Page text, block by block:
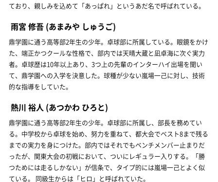
ており、親しみを込めて「あっぱれ」というあだ名で呼ばれている。
雨宮 修吾 (あまみや しゅうご)
鼎学園に通う高等部2年生の少年。卓球部に所属している。眼鏡をかけ
た、端正かつクールな性格で、部内では天晴大蔵と凪卓海に次ぐ実力
者。卓球歴は10年以上あり、3つ上の先輩のインターハイ出場を聞い
て、鼎学園への入学を決意した。球種が少ない嵐場一己に対し、技術
的な指導をしていた。
熱川 裕人 (あつかわ ひろと)
鼎学園に通う高等部2年生の少年。卓球部に所属し、部長を務めてい
る。中学校から卓球を始め、努力を重ねて、都大会でベスト8まで残る
までの実力を身につけた。部内ではそれでもベンチメンバー止まりだ
ったが、関東大会の初戦において、ついにレギュラー入りする。「勝
つためには走るしかない」が信条で、タイプ的には嵐場一己とよく似
ている。 同級生からは「ヒロ」と呼ばれていた。